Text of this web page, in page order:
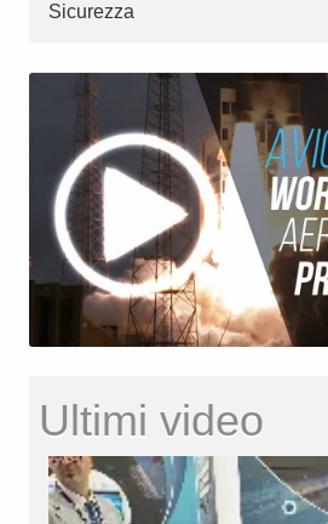
Sicurezza
Ultimi video